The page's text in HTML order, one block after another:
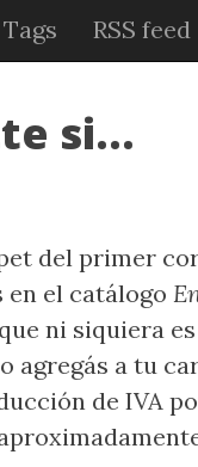
Tags RSS feed
si...
del primer
en el catálogo
ni siquiera
agregás a tu
de IVA